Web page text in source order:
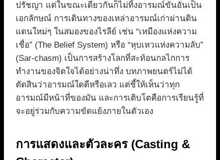
ปรัชญา แต่ในขณะเดียวกันก็ไม่ทิ้งอารมณ์ขันอันเป็น
เอกลักษณ์ การเดินทางของเหล่าอารมณ์เก่าผ่านดิน
แดนใหม่ๆ ในสมองของไรลีย์ เช่น “เหมืองแห่งความ
เชื่อ” (The Belief System) หรือ “หุบเหวแห่งความลับ”
(Sar-chasm) เป็นการสร้างโลกที่สะท้อนกลไกการ
ทำงานของจิตใจได้อย่างน่าทึ่ง บทภาพยนตร์ไม่ได้
ตัดสินว่าอารมณ์ใดดีหรือเลว แต่ชี้ให้เห็นว่าทุก
อารมณ์มีหน้าที่ของมัน และการเติบโตคือการเรียนรู้ที่
จะอยู่ร่วมกับความขัดแย้งภายในตัวเอง
การแสดงและตัวละคร (Casting &